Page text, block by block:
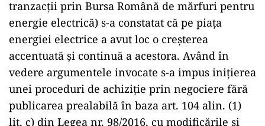
tranzacții prin Bursa Română de mărfuri pentru
energie electrică) s-a constatat că pe piața
energiei electrice a avut loc o creșterea
accentuată și continuă a acestora. Având în
vedere argumentele invocate s-a impus inițierea
unei proceduri de achiziție prin negociere fără
publicarea prealabilă în baza art. 104 alin. (1)
lit. c) din Legea nr. 98/2016, cu modificările și